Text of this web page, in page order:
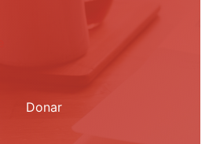
Donar